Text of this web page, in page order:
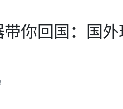
你回国：国